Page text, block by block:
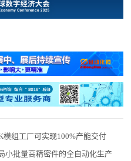
模组工厂可实现100%产能交付
小批量高精密件的全自动化生产